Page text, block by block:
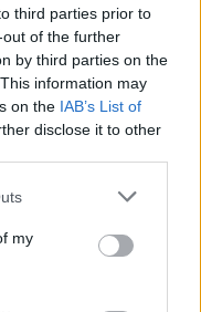
third parties prior to
of the further
by third parties on the
information may
on the IAB’s List of
disclose it to other
my
Funerari Campo